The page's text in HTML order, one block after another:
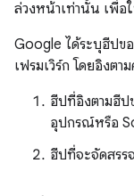
ล่วงหน้าเท่านั้น เพื่อ
Google ได้ระบุฮีปข
เฟรมเวิร์ก โดยอิงต
ฮีปที่อิงตามฮีป
อุปกรณ์หรือ
ฮีปที่จะจัดสรร